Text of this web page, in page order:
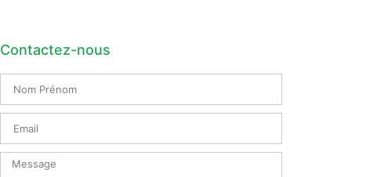
Contactez-nous
Prénom
Message